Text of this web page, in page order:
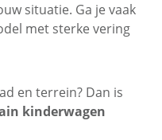
situatie. Ga je vaak
met sterke vering
en terrein? Dan is
kinderwagen